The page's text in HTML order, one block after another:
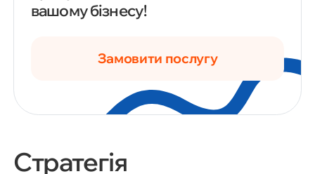
вашому бізнесу!
Замовити послугу
Стратегія